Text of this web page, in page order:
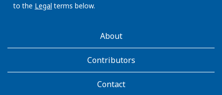
to the Legal terms below.
AboutKidsHealthAbout
Contributors
Contact